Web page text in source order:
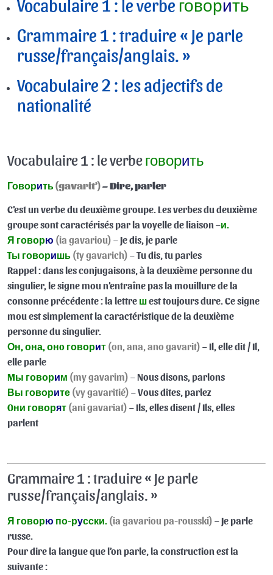
FR-RU 32.1 : Rappel (les cas nominatif, accusatif et
15:26
FR-RU 33.1 : Adjectifs de nationalité / Traduire « Je
parle russe, français, anglais »
FR-RU 33.2 : Adjectifs de nationalité / Parler une langue
(partie 2) / La place de l’adverbe dans une phrase russe /
Répondre par des réponses courtes
FR-RU 35.1 : Exercices de révision (partie 1)
FR-RU 35.2 : Exercices de révision (partie 2)
Quiz 30
Quiz audio 13
FR-RU 36.1 : L’accusatif et le génitif des pronoms
personnels
FR-RU 37.1 : Demander son prénom à quelqu’un / Les
noms neutres en -мя
FR-RU 38.1 : Le génitif des noms en base molle / Le
pronom « кто » à l’accusatif et au génitif / Le pronom
« что » au génitif
FR-RU 39.1 : Le génitif avec le verbe « болеть » /
Quiz 31
FR-RU 40.1 : Exercices de révision (partie 1)
FR-RU 40.2 : Exercices de révision (partie 2) 08:05
Quiz 32
Quiz 33
Vocabulaire 1 : le verbe говорить
Grammaire 1 : traduire « Je parle
russe/français/anglais. »
Vocabulaire 2 : les adjectifs de
nationalité
Vocabulaire 1 : le verbeговорить
Говорить(gavarit’)– Dire, parler
C’est un verbe du deuxième groupe. Les verbes du deuxième
groupe sont caractérisés par la voyelle de liaison –и.
Я говорю (ia gavariou) – Je dis, je parle
Tы говоришь (ty gavarich) – Tu dis, tu parles
Rappel : dans les conjugaisons, à la deuxième personne du
singulier, le signe mou n’entraîne pas la mouillure de la
consonne précédente : la lettre шest toujours dure. Ce signe
mou est simplement la caractéristique de la deuxième
personne du singulier.
Он, она, онo говорит (on, ana, ano gavarit) – Il, elle dit / Il,
elle parle
Mы говорим (my gavarim) – Nous disons, parlons
Вы говорите (vy gavaritié) – Vous dites, parlez
Oни говорят (ani gavariat) – Ils, elles disent / Ils, elles
parlent
Grammaire 1 : traduire « Je parle
russe/français/anglais. »
Я говорю по-русски. (ia gavariou pa-rousski) – Je parle
russe.
Pour dire la langue que l’on parle, la construction est la
suivante :